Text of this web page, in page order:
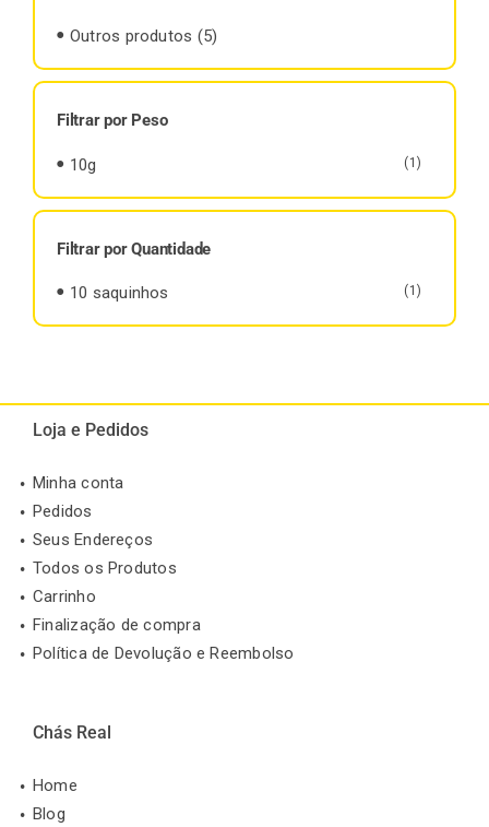
Outros produtos (5)
Filtrar por Peso
10g (1)
Filtrar por Quantidade
10 saquinhos (1)
Loja e Pedidos
Minha conta
Pedidos
Seus Endereços
Todos os Produtos
Carrinho
Finalização de compra
Política de Devolução e Reembolso
Chás Real
Home
Blog